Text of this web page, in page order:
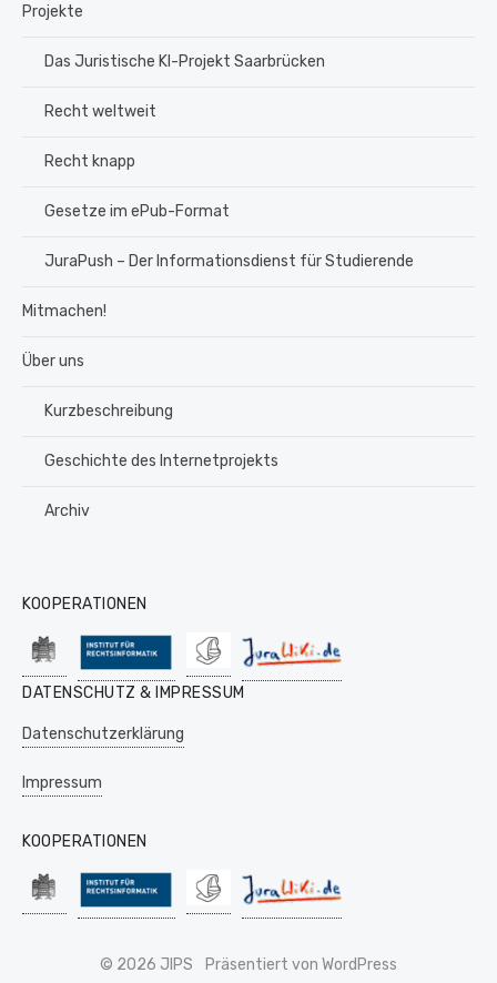
Projekte
Das Juristische KI-Projekt Saarbrücken
Recht weltweit
Recht knapp
Gesetze im ePub-Format
JuraPush – Der Informationsdienst für Studierende
Mitmachen!
Über uns
Kurzbeschreibung
Geschichte des Internetprojekts
Archiv
KOOPERATIONEN
DATENSCHUTZ & IMPRESSUM
Datenschutzerklärung
Impressum
KOOPERATIONEN
© 2026 JIPS
Präsentiert von WordPress